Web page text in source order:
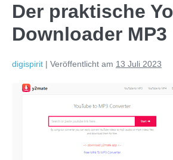
Der praktische
Downloader MP3
digispirit | Veröffentlicht am 13 Juli 2023